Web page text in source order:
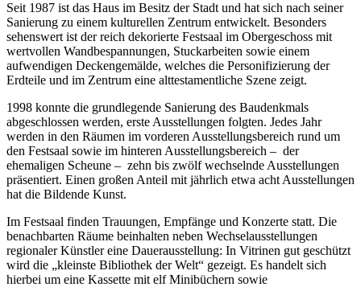
Seit 1987 ist das Haus im Besitz der Stadt und hat sich nach seiner
Sanierung zu einem kulturellen Zentrum entwickelt. Besonders
sehenswert ist der reich dekorierte Festsaal im Obergeschoss mit
wertvollen Wandbespannungen, Stuckarbeiten sowie einem
aufwendigen Deckengemälde, welches die Personifizierung der
Erdteile und im Zentrum eine alttestamentliche Szene zeigt.
1998 konnte die grundlegende Sanierung des Baudenkmals
abgeschlossen werden, erste Ausstellungen folgten. Jedes Jahr
werden in den Räumen im vorderen Ausstellungsbereich rund um
den Festsaal sowie im hinteren Ausstellungsbereich – der
ehemaligen Scheune – zehn bis zwölf wechselnde Ausstellungen
präsentiert. Einen großen Anteil mit jährlich etwa acht Ausstellungen
hat die Bildende Kunst.
Im Festsaal finden Trauungen, Empfänge und Konzerte statt. Die
benachbarten Räume beinhalten neben Wechselausstellungen
regionaler Künstler eine Dauerausstellung: In Vitrinen gut geschützt
wird die „kleinste Bibliothek der Welt“ gezeigt. Es handelt sich
hierbei um eine Kassette mit elf Minibüchern sowie